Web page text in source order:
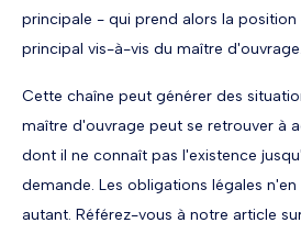
principale - qui prend alors la
principal vis-à-vis du maître d'ouvrage.
Cette chaîne peut générer des
maître d'ouvrage peut se retrouver à
dont il ne connaît pas l'existence
demande. Les obligations légales
autant. Référez-vous à notre article